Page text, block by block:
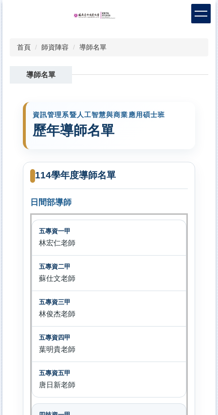
首頁 師資陣容 導師名單
導師名單
資訊管理系暨人工智慧與商業應用碩士班
歷年導師名單
114學年度導師名單
日間部導師
林宏仁老師
蘇仕文老師
林俊杰老師
葉明貴老師
唐日新老師